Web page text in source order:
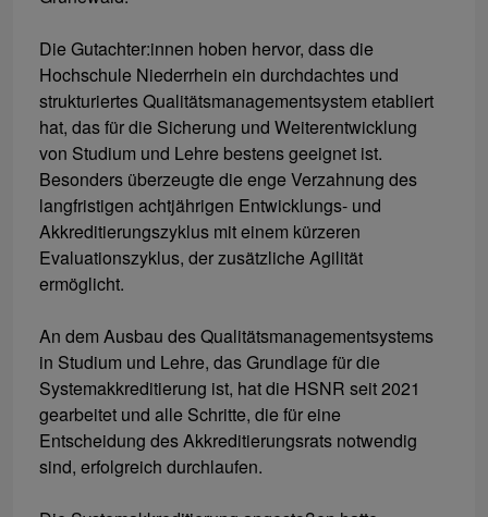
Die Gutachter:innen hoben hervor, dass die
Hochschule Niederrhein ein durchdachtes und
strukturiertes Qualitätsmanagementsystem etabliert
hat, das für die Sicherung und Weiterentwicklung
von Studium und Lehre bestens geeignet ist.
Besonders überzeugte die enge Verzahnung des
langfristigen achtjährigen Entwicklungs- und
Akkreditierungszyklus mit einem kürzeren
Evaluationszyklus, der zusätzliche Agilität
ermöglicht.
An dem Ausbau des Qualitätsmanagementsystems
in Studium und Lehre, das Grundlage für die
Systemakkreditierung ist, hat die HSNR seit 2021
gearbeitet und alle Schritte, die für eine
Entscheidung des Akkreditierungsrats notwendig
sind, erfolgreich durchlaufen.